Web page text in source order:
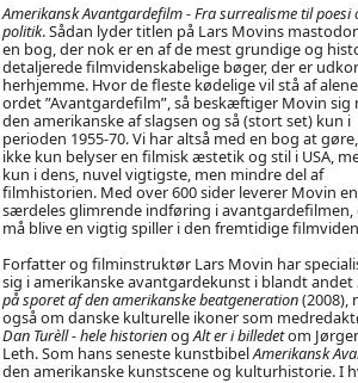
Amerikansk Avantgardefilm - Fra surrealisme til poesi
politik. Sådan lyder titlen på Lars Movins
en bog, der nok er en af de mest grundige og
detaljerede filmvidenskabelige bøger, der er
herhjemme. Hvor de fleste kødelige vil stå af
ordet ”Avantgardefilm”, så beskæftiger Movin sig
den amerikanske af slagsen og så (stort set) kun i
perioden 1955-70. Vi har altså med en bog at
ikke kun belyser en filmisk æstetik og stil i USA,
kun i dens, nuvel vigtigste, men mindre del af
filmhistorien. Med over 600 sider leverer Movin en
særdeles glimrende indføring i avantgardefilmen,
må blive en vigtig spiller i den fremtidige
Forfatter og filminstruktør Lars Movin har
sig i amerikanske avantgardekunst i blandt andet
på sporet af den amerikanske beatgeneration(2008),
også om danske kulturelle ikoner som
Dan Turèll - hele historienogAlt er i billedetom
Leth. Som hans seneste kunstbibelAmerikansk
den amerikanske kunstscene og kulturhistorie. I